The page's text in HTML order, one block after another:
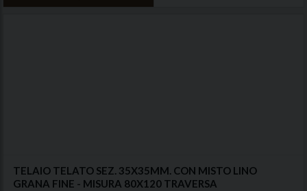
TELAIO TELATO SEZ. 35X35MM. CON MISTO LINO
GRANA FINE - MISURA 80X120 TRAVERSA